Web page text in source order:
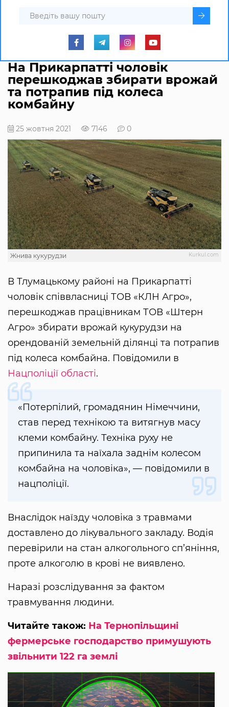
На Прикарпатті чоловік
перешкоджав збирати врожай
та потрапив під колеса
комбайну
25 жовтня 2021 7146 0
Kurkul.com
Жнива кукурудзи
В Тлумацькому районі на Прикарпатті
чоловік співвласниці ТОВ «КЛН Агро»,
перешкоджав працівникам ТОВ «Штерн
Агро» збирати врожай кукурудзи на
орендованій земельній ділянці та потрапив
під колеса комбайна. Повідомили в
Нацполіції області.
«Потерпілий, громадянин Німеччини,
став перед технікою та витягнув масу
клеми комбайну. Техніка руху не
припинила та наїхала заднім колесом
комбайна на чоловіка», — повідомили в
нацполіції.
Внаслідок наїзду чоловіка з травмами
доставлено до лікувального закладу. Водія
перевірили на стан алкогольного сп’яніння,
проте алкоголю в крові не виявлено.
Наразі розслідування за фактом
травмування людини.
Читайте також: На Тернопільщині
фермерське господарство примушують
звільнити 122 га землі